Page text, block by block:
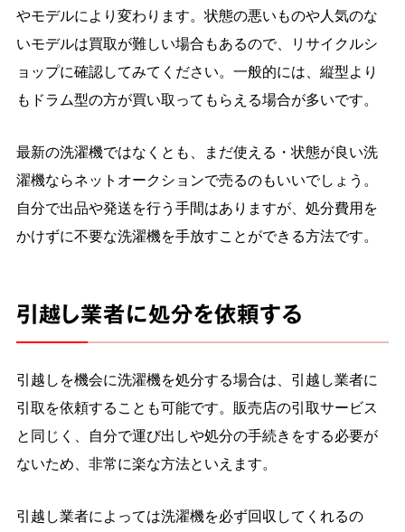
やモデルにより変わります。状態の悪いものや人気のな
いモデルは買取が難しい場合もあるので、リサイクルシ
ョップに確認してみてください。一般的には、縦型より
もドラム型の方が買い取ってもらえる場合が多いです。
最新の洗濯機ではなくとも、まだ使える・状態が良い洗
濯機ならネットオークションで売るのもいいでしょう。
自分で出品や発送を行う手間はありますが、処分費用を
かけずに不要な洗濯機を手放すことができる方法です。
引越し業者に処分を依頼する
引越しを機会に洗濯機を処分する場合は、引越し業者に
引取を依頼することも可能です。販売店の引取サービス
と同じく、自分で運び出しや処分の手続きをする必要が
ないため、非常に楽な方法といえます。
引越し業者によっては洗濯機を必ず回収してくれるの